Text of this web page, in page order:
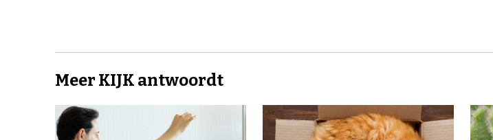
Meer KIJK antwoordt